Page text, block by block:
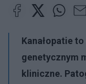
Kanałopatie
genetycznym
kliniczne.